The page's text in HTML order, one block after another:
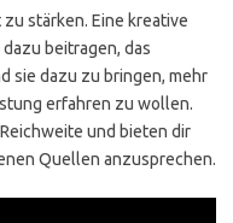
stärken. Eine kreative
beitragen, das
sie dazu zu bringen, mehr
erfahren zu wollen.
und bieten dir
Quellen anzusprechen.